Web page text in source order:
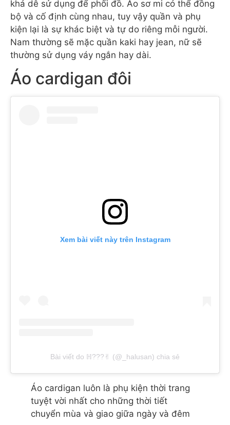
khá dễ sử dụng để phối đồ. Áo sơ mi có thể đồng
bộ và cố định cùng nhau, tuy vậy quần và phụ
kiện lại là sự khác biệt và tự do riêng mỗi người.
Nam thường sẽ mặc quần kaki hay jean, nữ sẽ
thường sử dụng váy ngắn hay dài.
Áo cardigan đôi
Xem bài viết này trên Instagram
Bài viết do ℍ???✌︎︎ (@_halusan) chia sẻ
Áo cardigan luôn là phụ kiện thời trang
tuyệt vời nhất cho những thời tiết
chuyển mùa và giao giữa ngày và đêm